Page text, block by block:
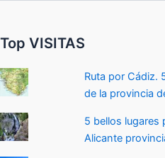
Top VISITAS
Ruta por Cádiz.
de la provincia
5 bellos lugares
Alicante